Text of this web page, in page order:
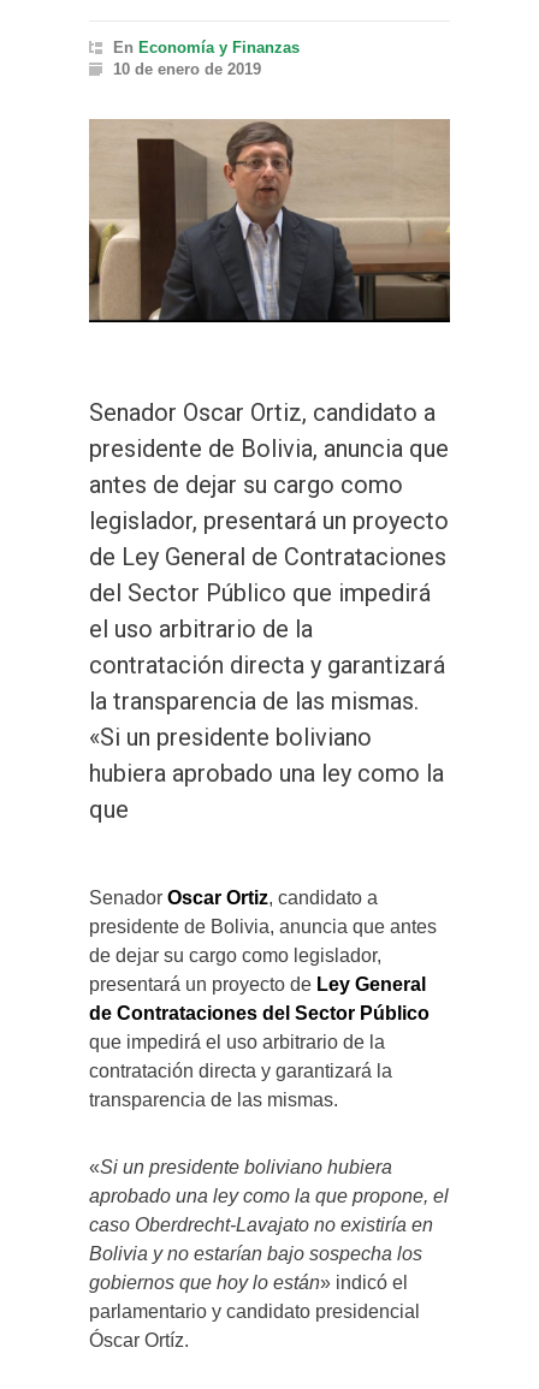
En Economía y Finanzas
10 de enero de 2019
Senador Oscar Ortiz, candidato a
presidente de Bolivia, anuncia que
antes de dejar su cargo como
legislador, presentará un proyecto
de Ley General de Contrataciones
del Sector Público que impedirá
el uso arbitrario de la
contratación directa y garantizará
la transparencia de las mismas.
«Si un presidente boliviano
hubiera aprobado una ley como la
que
Senador Oscar Ortiz, candidato a
presidente de Bolivia, anuncia que antes
de dejar su cargo como legislador,
presentará un proyecto de Ley General
de Contrataciones del Sector Público
que impedirá el uso arbitrario de la
contratación directa y garantizará la
transparencia de las mismas.
«Si un presidente boliviano hubiera
aprobado una ley como la que propone, el
caso Oberdrecht-Lavajato no existiría en
Bolivia y no estarían bajo sospecha los
gobiernos que hoy lo están» indicó el
parlamentario y candidato presidencial
Óscar Ortíz.